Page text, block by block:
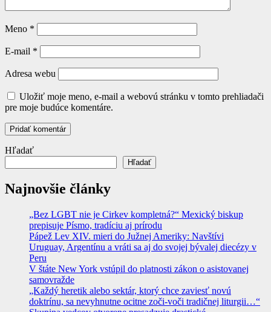
Meno *
E-mail *
Adresa webu
Uložiť moje meno, e-mail a webovú stránku v tomto prehliadači
pre moje budúce komentáre.
Hľadať
Hľadať
Najnovšie články
„Bez LGBT nie je Cirkev kompletná?“ Mexický biskup
prepisuje Písmo, tradíciu aj prírodu
Pápež Lev XIV. mieri do Južnej Ameriky: Navštívi
Uruguay, Argentínu a vráti sa aj do svojej bývalej diecézy v
Peru
V štáte New York vstúpil do platnosti zákon o asistovanej
samovražde
„Každý heretik alebo sektár, ktorý chce zaviesť novú
doktrínu, sa nevyhnutne ocitne zoči-voči tradičnej liturgii…“